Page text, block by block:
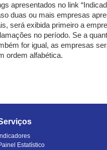
apresentados no link
duas ou mais empresas
será exibida primeiro a
no período. Se a
for igual, as empresas
ordem alfabética.
Indicadores
Estatístico